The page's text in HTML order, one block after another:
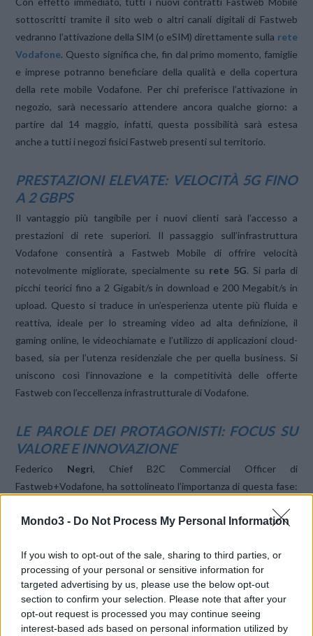
Mondo3 - Do Not Process My Personal Information
If you wish to opt-out of the sale, sharing to third parties, or
processing of your personal or sensitive information for
targeted advertising by us, please use the below opt-out
section to confirm your selection. Please note that after your
opt-out request is processed you may continue seeing
interest-based ads based on personal information utilized by
sottoscritti tramite il sito web o altri canali digitali di Fastweb
vedranno l’attivazione della SIM (o eSIM) direttamente sulla rete
Vodafone. Questo significa che, fin dal primo momento, famiglie
e imprese potranno beneficiare della qualità e della copertura
della rete mobile Vodafone. Per chi preferisce l’attivazione in
negozio, sarà necessario attendere ancora qualche giorno: a
partire dal 14 maggio, infatti, questa possibilità sarà estesa
anche a tutti i negozi fisici Fastweb presenti sul territorio.
PRESTAZIONI ELEVATE: VELOCITÀ 5G FINO
A 2 GBPS
Il vantaggio più tangibile per i nuovi clienti sarà l’accesso a
prestazioni di rete superiori. Il passaggio sull’infrastruttura
Vodafone consentirà a Fastweb Mobile di offrire velocità
notevolmente migliorate, specialmente su rete 5G. Si parla di
picchi teorici fino a 2 Gigabit/s in download e 200 Megabit/s in
upload. Questo si traduce in un’esperienza utente più fluida e
reattiva, ideale per lo streaming video ad alta definizione, il
gaming online, le videochiamate e l’utilizzo di applicazioni cloud-
based, sia per l’utenza residenziale che per quella business. Si
uniscono così l’innovazione e la competitività delle offerte
Fastweb con l’eccellenza infrastrutturale di Vodafone.
LE PAROLE DEI PROTAGONISTI: FOCUS SU
VALORE E INNOVAZIONE
Federico Negri, Chief B2C Commercial Officer di
Fastweb+Vodafone, ha sottolineato l’importanza di questa fase:
e Vodafone Italia continuiamo ad accrescere il valore dei servizi
d’eccellenza ”. Ha poi aggiunto: “t“. Le sue parole evidenziano un
duplice obiettivo: migliorare l’esperienza attuale e gettare le basi
per future innovazioni, sfruttando al meglio le risorse combinate.
NUOVA IDENTITÀ VISIVA SULLE SIM